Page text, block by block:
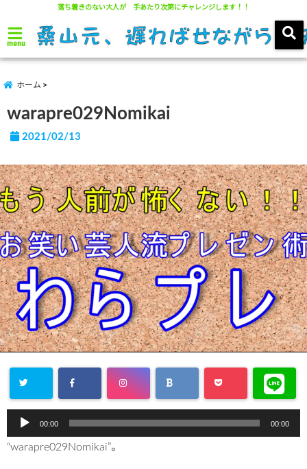
落ち着きのない大人が 手あたり次第にチャレンジします！！
menu
ホーム
warapre029Nomikai
2021/02/13
声
00:00 00:00
“warapre029Nomikai”。